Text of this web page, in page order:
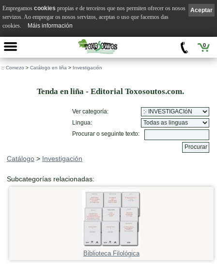
0
:: Comezo > Catálogo en liña > Investigación
Tenda en liña - Editorial Toxosoutos.com.
Ver categoría:
Lingua:
Procurar o seguinte texto:
Catálogo > Investigación
Subcategorías relacionadas:
Biblioteca Filológica
Aceptar
Empregamos cookies propias e de terceiros que nos permiten ofrecer os nosos
servizos. Ao empregar os nosos servizos, aceptas o uso que facemos das
cookies.
Máis información